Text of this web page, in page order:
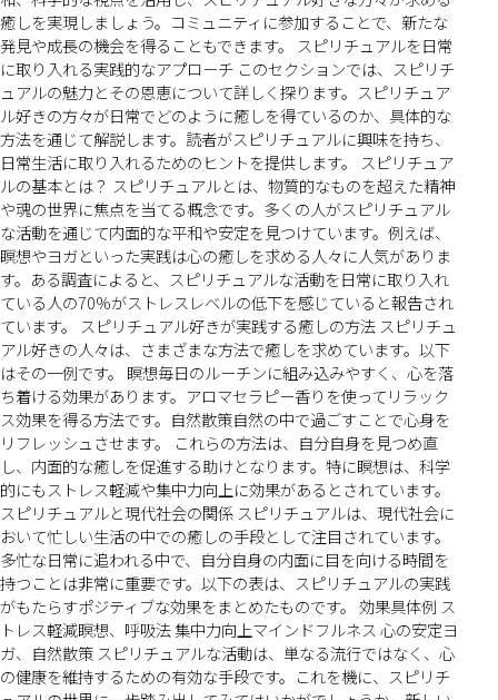
癒しを実現しましょう。コミュニティに参加することで、新たな
発見や成長の機会を得ることもできます。 スピリチュアルを日常
に取り入れる実践的なアプローチ このセクションでは、スピリチ
ュアルの魅力とその恩恵について詳しく探ります。スピリチュア
ル好きの方々が日常でどのように癒しを得ているのか、具体的な
方法を通じて解説します。読者がスピリチュアルに興味を持ち、
日常生活に取り入れるためのヒントを提供します。 スピリチュア
ルの基本とは？ スピリチュアルとは、物質的なものを超えた精神
や魂の世界に焦点を当てる概念です。多くの人がスピリチュアル
な活動を通じて内面的な平和や安定を見つけています。例えば、
瞑想やヨガといった実践は心の癒しを求める人々に人気がありま
す。ある調査によると、スピリチュアルな活動を日常に取り入れ
ている人の70%がストレスレベルの低下を感じていると報告され
ています。 スピリチュアル好きが実践する癒しの方法 スピリチュ
アル好きの人々は、さまざまな方法で癒しを求めています。以下
はその一例です。 瞑想毎日のルーチンに組み込みやすく、心を落
ち着ける効果があります。アロマセラピー香りを使ってリラック
ス効果を得る方法です。自然散策自然の中で過ごすことで心身を
リフレッシュさせます。 これらの方法は、自分自身を見つめ直
し、内面的な癒しを促進する助けとなります。特に瞑想は、科学
的にもストレス軽減や集中力向上に効果があるとされています。
スピリチュアルと現代社会の関係 スピリチュアルは、現代社会に
おいて忙しい生活の中での癒しの手段として注目されています。
多忙な日常に追われる中で、自分自身の内面に目を向ける時間を
持つことは非常に重要です。以下の表は、スピリチュアルの実践
がもたらすポジティブな効果をまとめたものです。 効果具体例 ス
トレス軽減瞑想、呼吸法 集中力向上マインドフルネス 心の安定ヨ
ガ、自然散策 スピリチュアルな活動は、単なる流行ではなく、心
の健康を維持するための有効な手段です。これを機に、スピリチ